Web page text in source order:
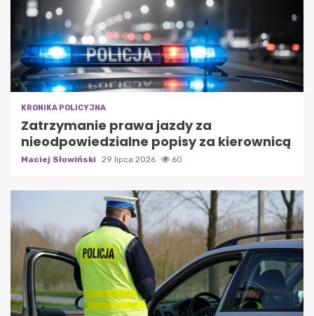
KRONIKA POLICYJNA
Zatrzymanie prawa jazdy za
nieodpowiedzialne popisy za kierownicą
Maciej Słowiński 29 lipca 2026 60